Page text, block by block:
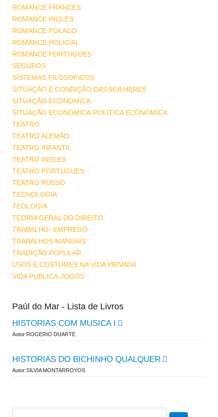
ROMANCE FRANCES
ROMANCE INGLES
ROMANCE POLACO
ROMANCE POLICIAL
ROMANCE PORTUGUES
SEGUROS
SISTEMAS FILOSOFICOS
SITUAÇÃO E CONDIÇÃO DAS MULHERES
SITUAÇÃO ECONOMICA
SITUAÇÃO ECONOMICA-POLITICA ECONOMICA
TEATRO
TEATRO ALEMÃO
TEATRO INFANTIL
TEATRO INGLES
TEATRO PORTUGUES
TEATRO RUSSO
TECNOLOGIA
TEOLOGIA
TEORIA GERAL DO DIREITO
TRABALHO- EMPREGO
TRABALHOS MANUAIS
TRADIÇÃO POPULAR
USOS E COSTUMES NA VIDA PRIVADA
VIDA PUBLICA-JOGOS
Paúl do Mar - Lista de Livros
HISTORIAS COM MUSICA I
Autor:ROGERIO DUARTE
HISTORIAS DO BICHINHO QUALQUER
Autor:SILVIA MONTARROYOS